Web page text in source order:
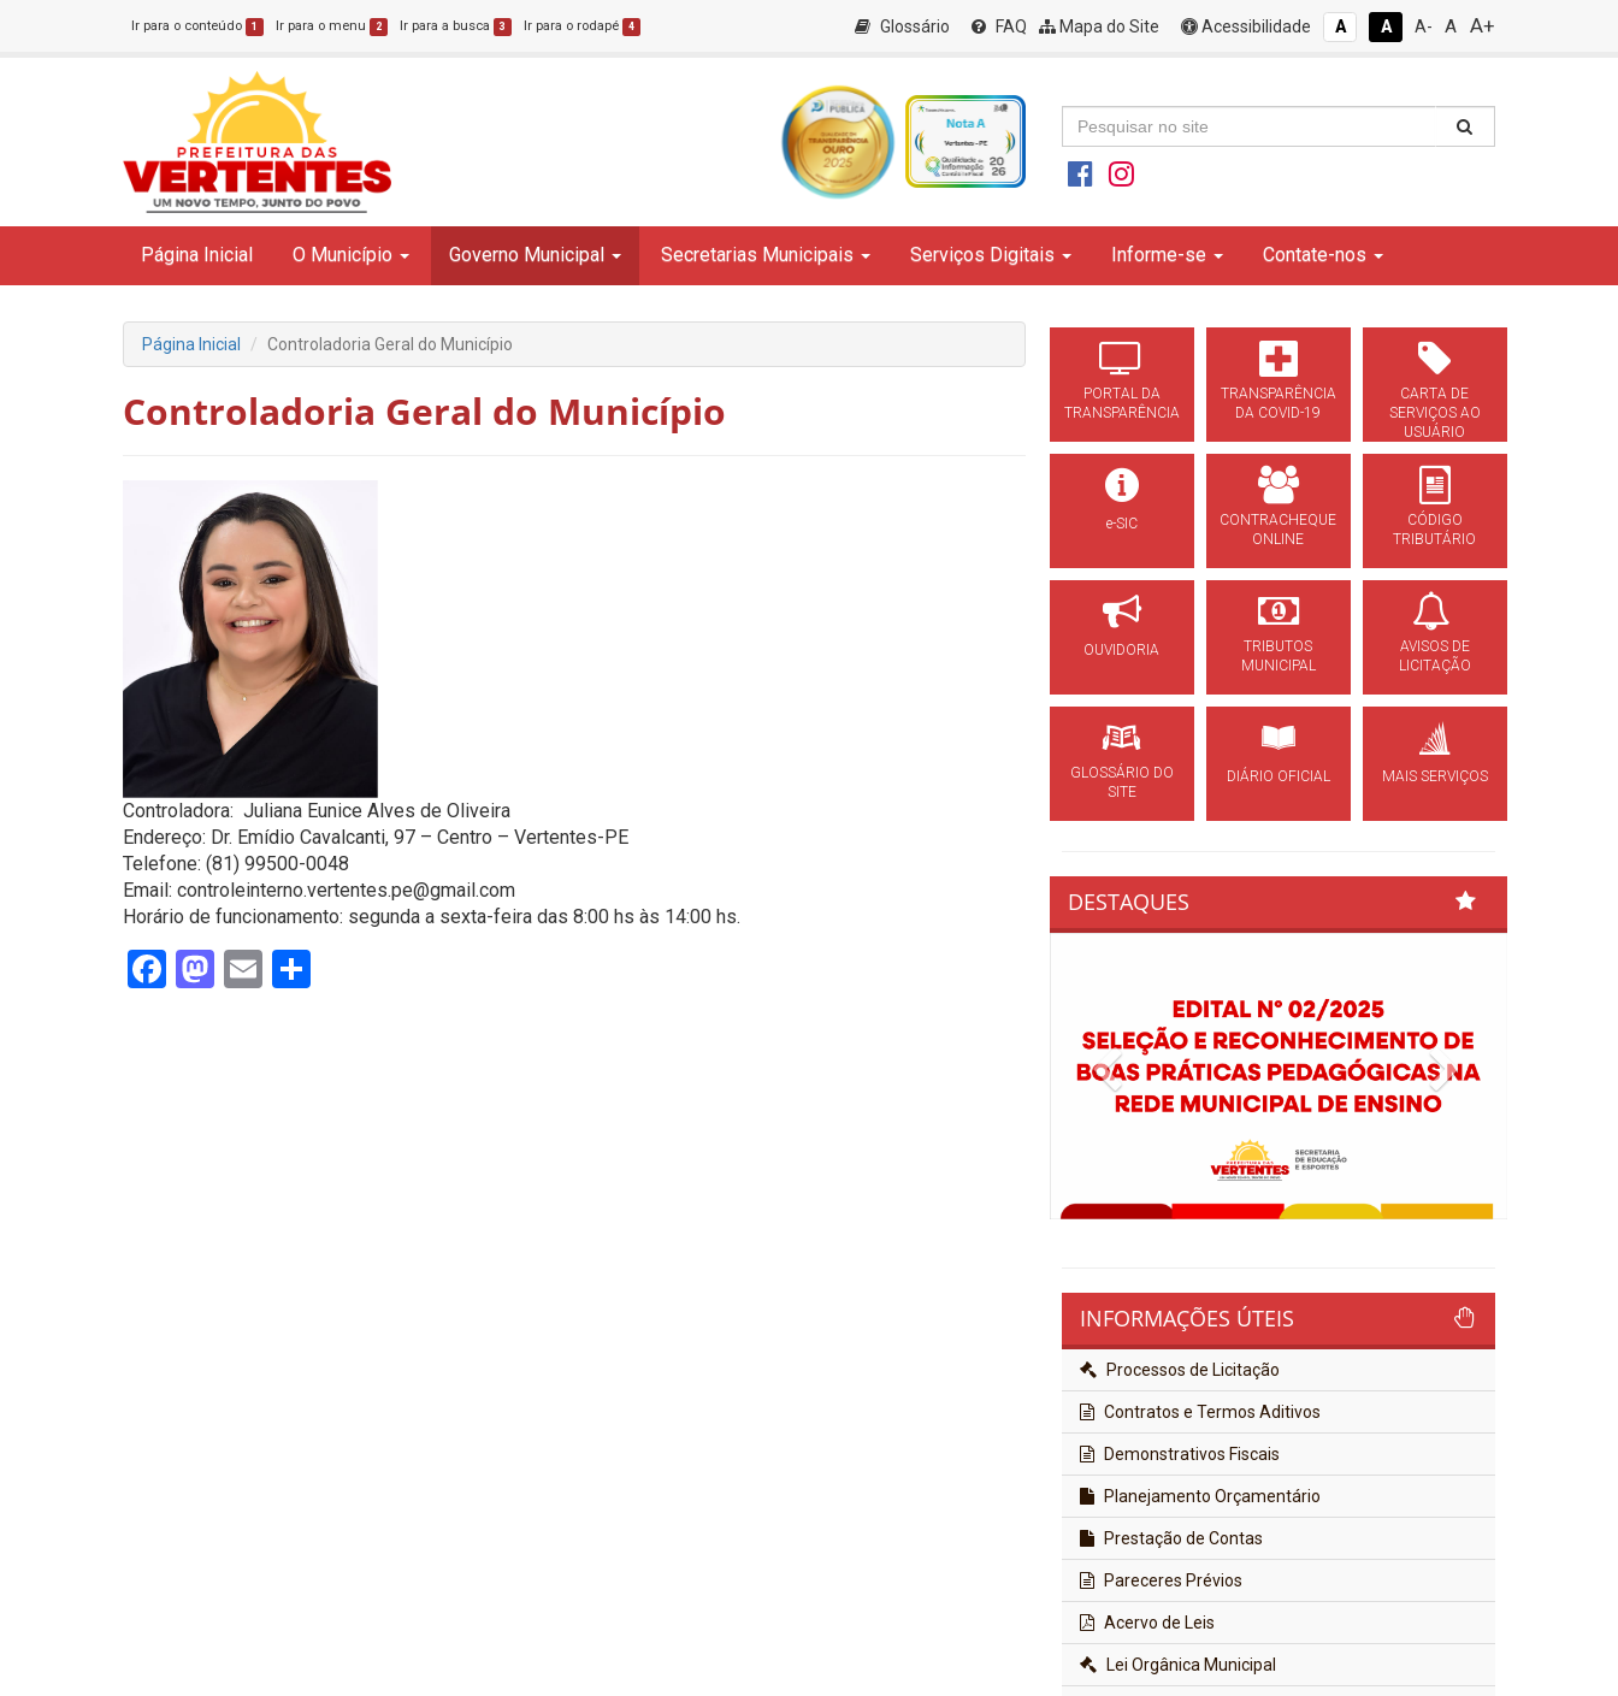
Ir para o conteúdo 1 Ir para o menu 2 Ir para a busca 3 Ir para o rodapé 4 Glossário FAQ Mapa do Site Acessibilidade A A A- A A+
Página Inicial O Município Governo Municipal Secretarias Municipais Serviços Digitais Informe-se Contate-nos
Página Inicial Controladoria Geral do Município
Controladoria Geral do Município
Controladora: Juliana Eunice Alves de Oliveira
Endereço: Dr. Emídio Cavalcanti, 97 – Centro – Vertentes-PE
Telefone: (81) 99500-0048
Email: controleinterno.vertentes.pe@gmail.com
Horário de funcionamento: segunda a sexta-feira das 8:00 hs às 14:00 hs.
Facebook
Mastodon
Email
PORTAL DA
TRANSPARÊNCIA
TRANSPARÊNCIA
DA COVID-19
CARTA DE
SERVIÇOS AO
USUÁRIO
e-SIC
CONTRACHEQUE
ONLINE
CÓDIGO
TRIBUTÁRIO
OUVIDORIA
TRIBUTOS
MUNICIPAL
AVISOS DE
LICITAÇÃO
GLOSSÁRIO DO
SITE
DIÁRIO OFICIAL MAIS SERVIÇOS
DESTAQUES
Previous Next
INFORMAÇÕES ÚTEIS
Processos de Licitação
Contratos e Termos Aditivos
Demonstrativos Fiscais
Planejamento Orçamentário
Prestação de Contas
Pareceres Prévios
Acervo de Leis
Lei Orgânica Municipal